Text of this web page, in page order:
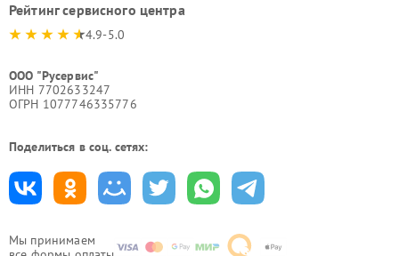
Мы принимаем
Рейтинг сервисного центра
4.9-5.0
ООО "Русервис"
ИНН 7702633247
ОГРН 1077746335776
Поделиться в соц. сетях: